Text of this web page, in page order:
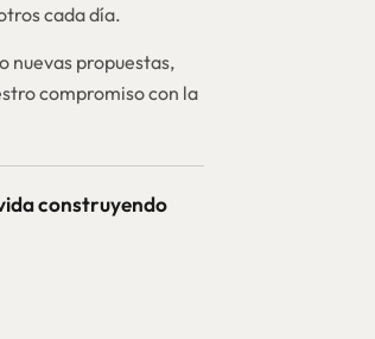
cada día.
nuevas propuestas,
compromiso con la
construyendo